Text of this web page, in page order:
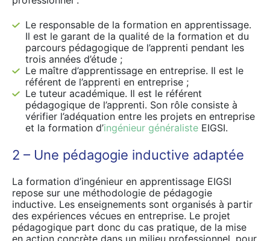
Le responsable de la formation en apprentissage.
Il est le garant de la qualité de la formation et du
parcours pédagogique de l’apprenti pendant les
trois années d’étude ;
Le maître d’apprentissage en entreprise. Il est le
référent de l’apprenti en entreprise ;
Le tuteur académique. Il est le référent
pédagogique de l’apprenti. Son rôle consiste à
vérifier l’adéquation entre les projets en entreprise
et la formation d’ingénieur généraliste EIGSI.
2 – Une pédagogie inductive adaptée
La formation d’ingénieur en apprentissage EIGSI
repose sur une méthodologie de pédagogie
inductive. Les enseignements sont organisés à partir
des expériences vécues en entreprise. Le projet
pédagogique part donc du cas pratique, de la mise